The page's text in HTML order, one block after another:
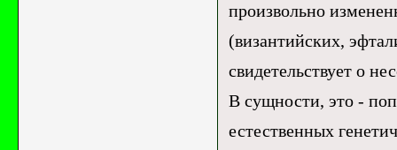
произвольно
(византийских,
свидетельствует о
В сущности, это -
естественных